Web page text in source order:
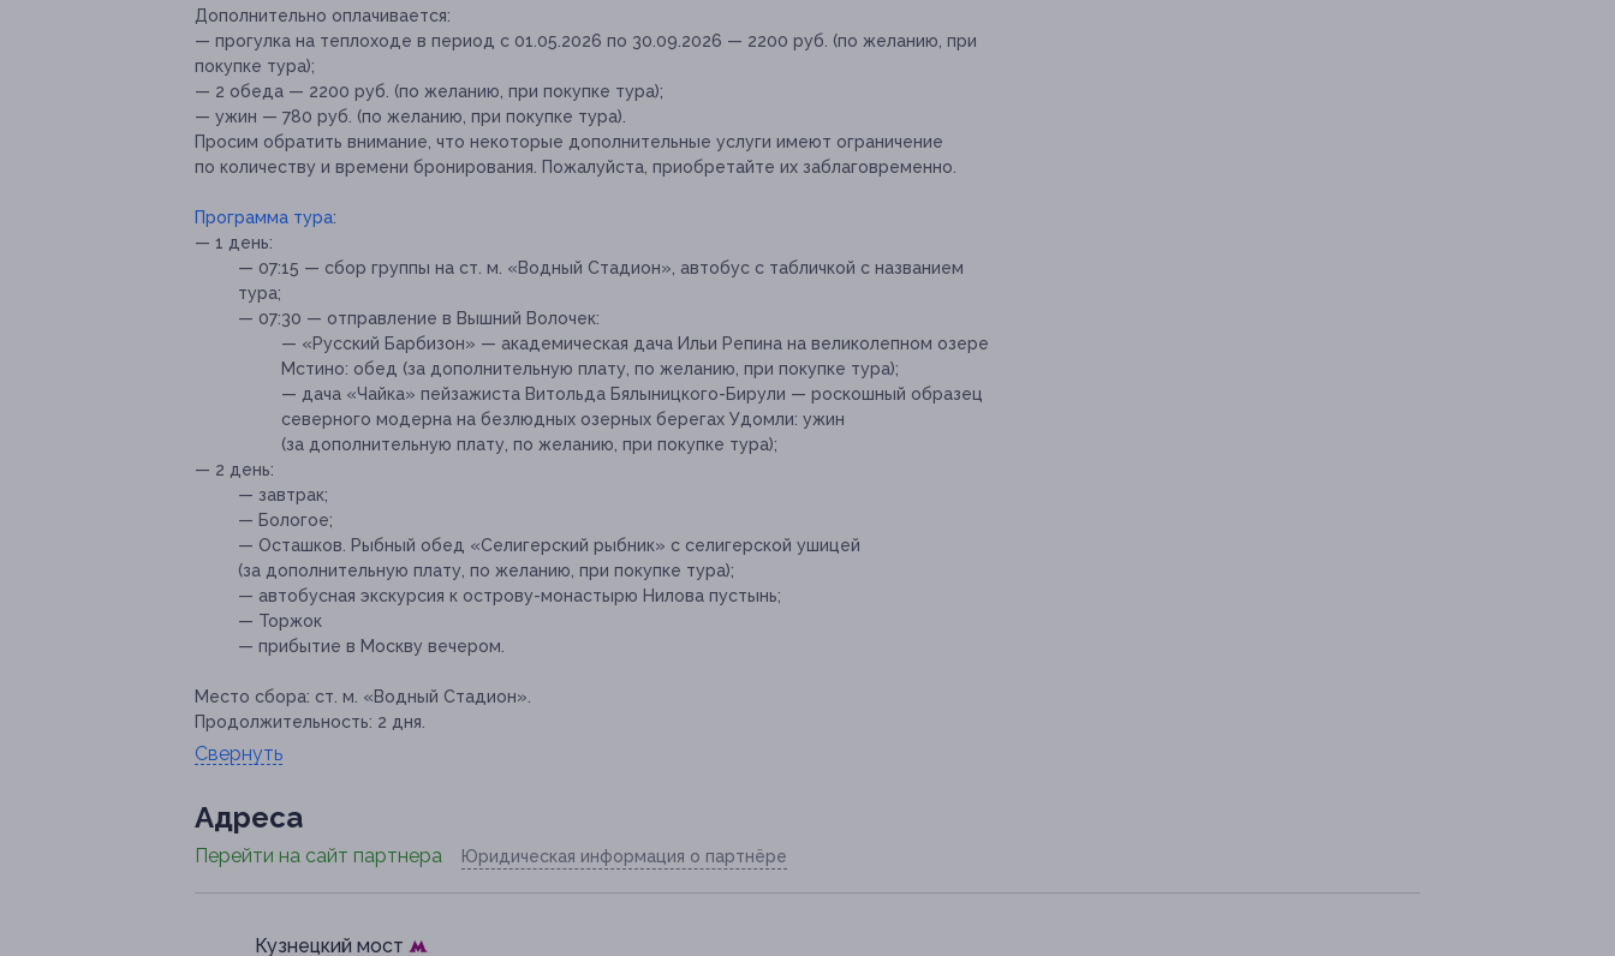
Дополнительно оплачивается:
— прогулка на теплоходе в период с 01.05.2026 по 30.09.2026 — 2200 руб. (по желанию, при
покупке тура);
— 2 обеда — 2200 руб. (по желанию, при покупке тура);
— ужин — 780 руб. (по желанию, при покупке тура).
Просим обратить внимание, что некоторые дополнительные услуги имеют ограничение
по количеству и времени бронирования. Пожалуйста, приобретайте их заблаговременно.
Программа тура:
— 1 день:
— 07:15 — сбор группы на ст. м. «Водный Стадион», автобус с табличкой с названием
тура;
— 07:30 — отправление в Вышний Волочек:
— «Русский Барбизон» — академическая дача Ильи Репина на великолепном озере
Мстино: обед (за дополнительную плату, по желанию, при покупке тура);
— дача «Чайка» пейзажиста Витольда Бялыницкого-Бирули — роскошный образец
северного модерна на безлюдных озерных берегах Удомли: ужин
(за дополнительную плату, по желанию, при покупке тура);
— 2 день:
— завтрак;
— Бологое;
— Осташков. Рыбный обед «Селигерский рыбник» с селигерской ушицей
(за дополнительную плату, по желанию, при покупке тура);
— автобусная экскурсия к острову-монастырю Нилова пустынь;
— Торжок
— прибытие в Москву вечером.
Место сбора: ст. м. «Водный Стадион».
Продолжительность: 2 дня.
Свернуть
Адресa
Перейти на сайт партнера Юридическая информация о партнёре
Кузнецкий мост